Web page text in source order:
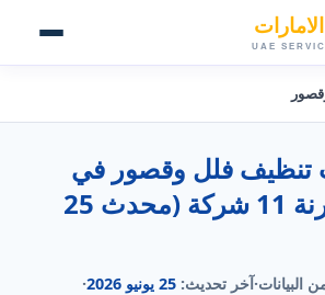
الامارات
UAE
فلل وقصور في
الإمارات: مقارنة 11 شركة (محدث 25
البيانات·آخر تحديث: 25 يونيو 2026
·